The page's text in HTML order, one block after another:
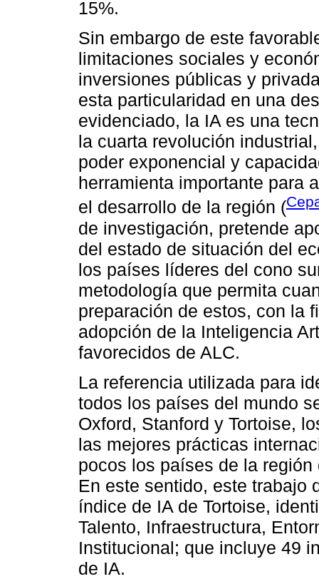
15%.
Sin embargo de este
limitaciones sociales y
inversiones públicas y
esta particularidad en una
evidenciado, la IA es una
la cuarta revolución
poder exponencial y
herramienta importante para
el desarrollo de la región (
de investigación, pretende
del estado de situación del
los países líderes del cono
metodología que permita
preparación de estos, con la
adopción de la Inteligencia
favorecidos de ALC.
La referencia utilizada para
todos los países del mundo
Oxford, Stanford y Tortoise,
las mejores prácticas
pocos los países de la
En este sentido, este trabajo
índice de IA de Tortoise,
Talento, Infraestructura,
Institucional; que incluye 49
de IA.